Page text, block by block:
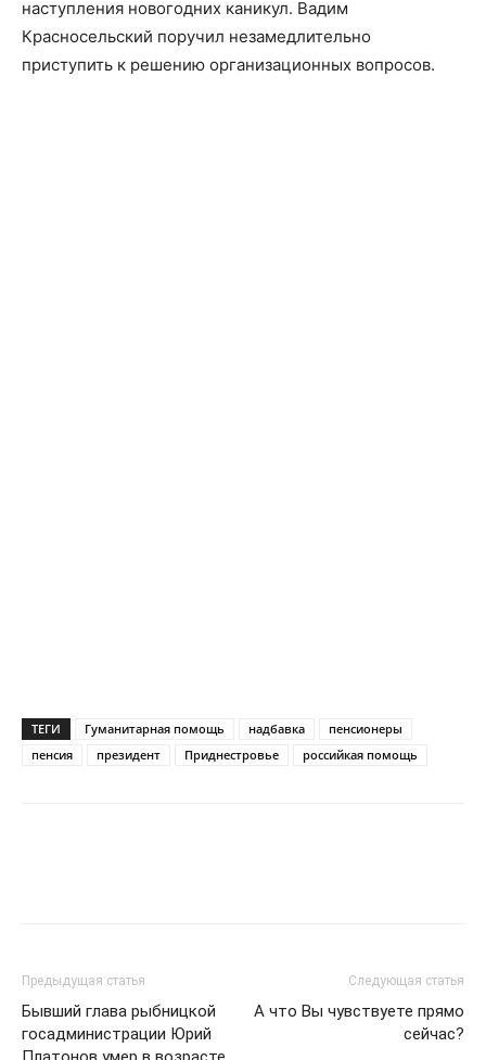
наступления новогодних каникул. Вадим
Красносельский поручил незамедлительно
приступить к решению организационных вопросов.
ТЕГИ Гуманитарная помощь надбавка
пенсионеры
пенсия
президент Приднестровье российкая помощь
Предыдущая статья
Бывший глава рыбницкой
госадминистрации Юрий
Следующая статья
А что Вы чувствуете прямо
сейчас?